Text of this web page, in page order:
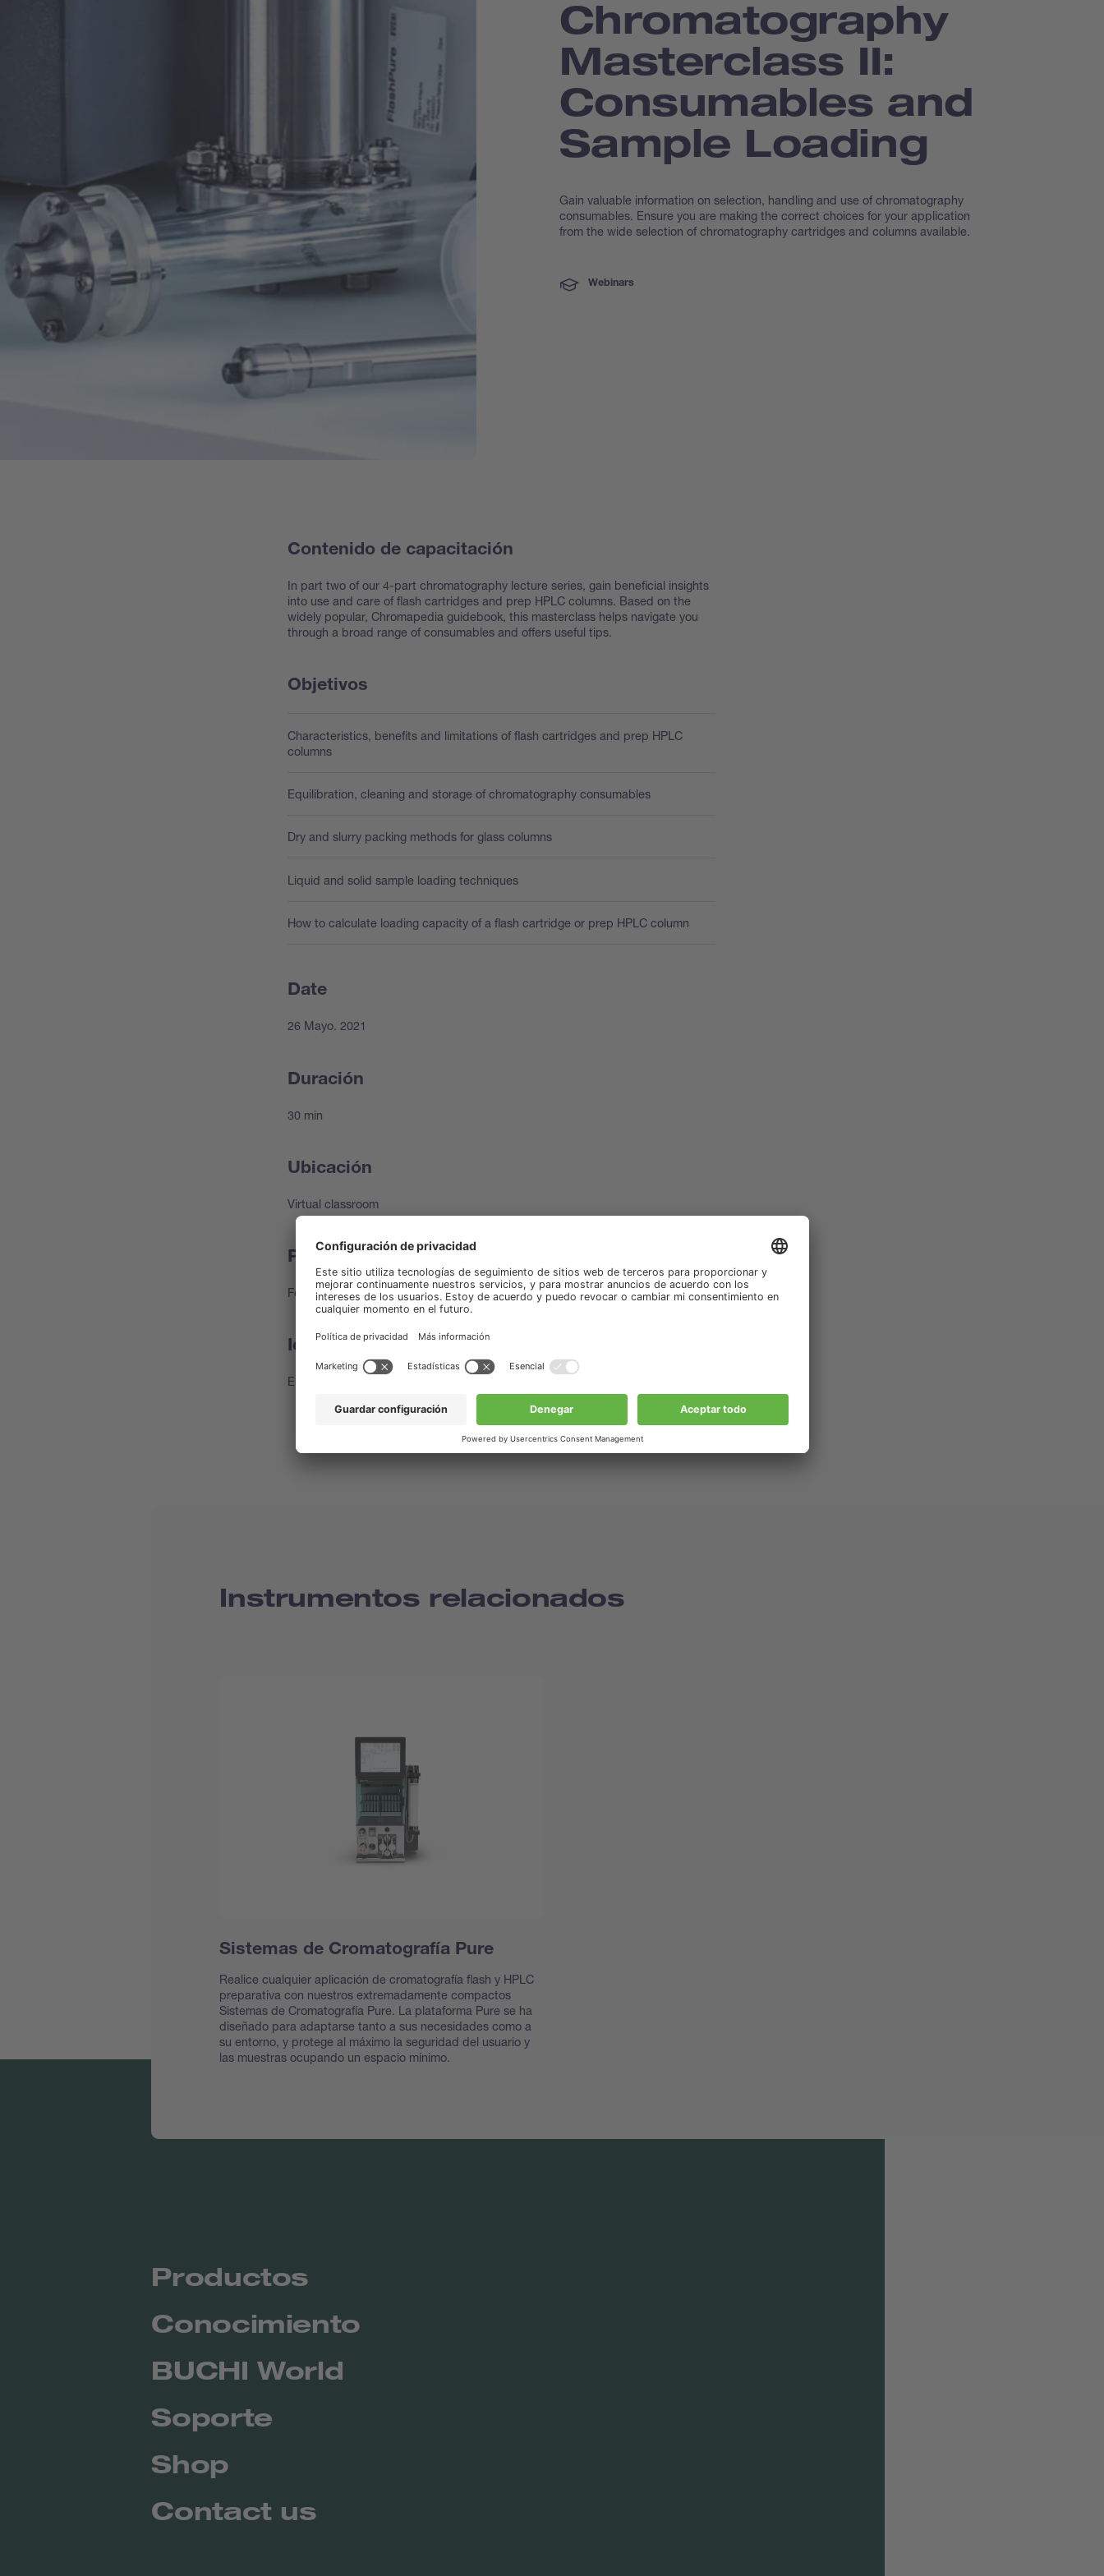
Chromatography
Masterclass II:
Consumables and
Sample Loading
Gain valuable information on selection, handling and use of chromatography
consumables. Ensure you are making the correct choices for your application
from the wide selection of chromatography cartridges and columns available.
Webinars
Contenido de capacitación
In part two of our 4-part chromatography lecture series, gain beneficial insights
into use and care of flash cartridges and prep HPLC columns. Based on the
widely popular, Chromapedia guidebook, this masterclass helps navigate you
through a broad range of consumables and offers useful tips.
Objetivos
Characteristics, benefits and limitations of flash cartridges and prep HPLC
columns
Equilibration, cleaning and storage of chromatography consumables
Dry and slurry packing methods for glass columns
Liquid and solid sample loading techniques
How to calculate loading capacity of a flash cartridge or prep HPLC column
Date
26 Mayo. 2021
Duración
30 min
Ubicación
Virtual classroom
Precio
For free
Idioma del curso
English
Instrumentos relacionados
Sistemas de Cromatografía Pure
Realice cualquier aplicación de cromatografía flash y HPLC
preparativa con nuestros extremadamente compactos
Sistemas de Cromatografía Pure. La plataforma Pure se ha
diseñado para adaptarse tanto a sus necesidades como a
su entorno, y protege al máximo la seguridad del usuario y
las muestras ocupando un espacio mínimo.
Productos
Conocimiento
BUCHI World
Soporte
Shop
Contact us